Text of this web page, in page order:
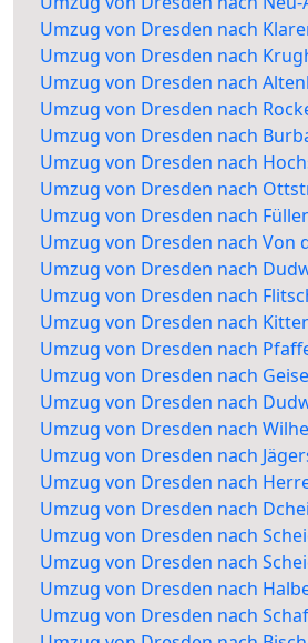
Umzug von Dresden nach
Umzug von Dresden nach
Umzug von Dresden nach
Umzug von Dresden nach
Umzug von Dresden nach
Umzug von Dresden nach
Umzug von Dresden nach
Umzug von Dresden nach
Umzug von Dresden nach Von
Umzug von Dresden nach
Umzug von Dresden nach
Umzug von Dresden nach
Umzug von Dresden nach
Umzug von Dresden nach
Umzug von Dresden nach
Umzug von Dresden nach
Umzug von Dresden nach
Umzug von Dresden nach
Umzug von Dresden nach
Umzug von Dresden nach
Umzug von Dresden nach
Umzug von Dresden nach
Umzug von Dresden nach